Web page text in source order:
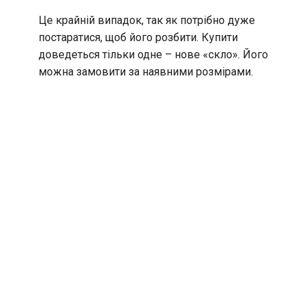
Це крайній випадок, так як потрібно дуже
постаратися, щоб його розбити. Купити
доведеться тільки одне – нове «скло». Його
можна замовити за наявними розмірами.